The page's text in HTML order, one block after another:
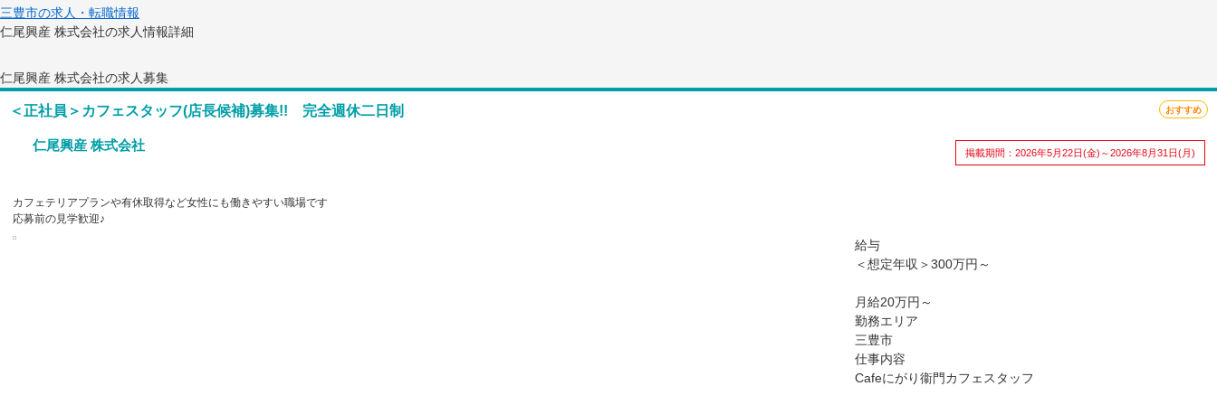
三豊市の求人・転職情報
仁尾興産 株式会社の求人情報詳細
仁尾興産 株式会社の求人募集
＜正社員＞カフェスタッフ(店長候補)募集!! 完全週休二日制 おすすめ
仁尾興産 株式会社 掲載期間：2026年5月22日(金)～2026年8月31日(月)
カフェテリアプランや有休取得など女性にも働きやすい職場です
応募前の見学歓迎♪
給与
＜想定年収＞300万円～
月給20万円～
勤務エリア
三豊市
仕事内容
Cafeにがり衞門カフェスタッフ